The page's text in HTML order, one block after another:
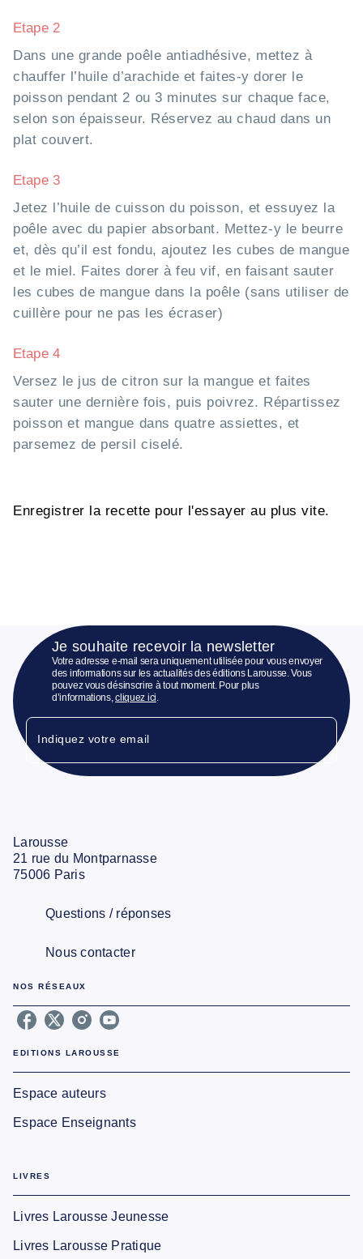
Etape 2
Dans une grande poêle antiadhésive, mettez à
chauffer l’huile d’arachide et faites-y dorer le
poisson pendant 2 ou 3 minutes sur chaque face,
selon son épaisseur. Réservez au chaud dans un
plat couvert.
Etape 3
Jetez l’huile de cuisson du poisson, et essuyez la
poêle avec du papier absorbant. Mettez-y le beurre
et, dès qu’il est fondu, ajoutez les cubes de mangue
et le miel. Faites dorer à feu vif, en faisant sauter
les cubes de mangue dans la poêle (sans utiliser de
cuillère pour ne pas les écraser)
Etape 4
Versez le jus de citron sur la mangue et faites
sauter une dernière fois, puis poivrez. Répartissez
poisson et mangue dans quatre assiettes, et
parsemez de persil ciselé.
Enregistrer la recette pour l'essayer au plus vite.
Je souhaite recevoir la newsletter
Votre adresse e-mail sera uniquement utilisée pour vous envoyer
des informations sur les actualités des éditions Larousse. Vous
pouvez vous désinscrire à tout moment. Pour plus
d’informations,cliquez ici.
Indiquez votre email
Larousse
21 rue du Montparnasse
75006 Paris
Questions / réponses
Nous contacter
NOS RÉSEAUX
EDITIONS LAROUSSE
Espace auteurs
Espace Enseignants
LIVRES
Livres Larousse Jeunesse
Livres Larousse Pratique